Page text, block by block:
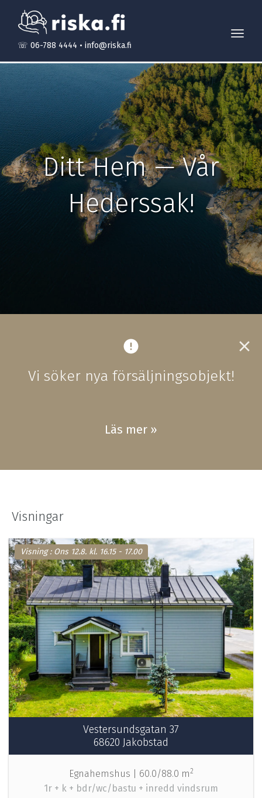
Ditt Hem — Vår
Hederssak!
☏ 06-788 4444 • info@riska.fi
Vi söker nya försäljningsobjekt!
Läs mer »
Visningar
Visning : Ons 12.8. kl. 16.15 - 17.00
Vestersundsgatan 37
68620 Jakobstad
Egnahemshus | 60.0/88.0 m2
1r + k + bdr/wc/bastu + inredd vindsrum